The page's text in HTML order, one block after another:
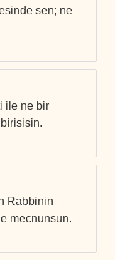
sen; ne
ile ne bir
Rabbinin
mecnunsun.